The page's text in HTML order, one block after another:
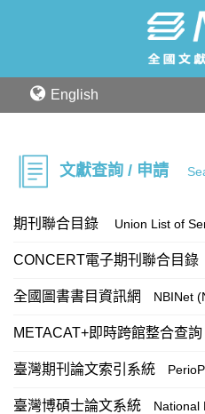
English
文獻查詢 / 申請
期刊聯合目錄 Union List of
CONCERT電子期刊聯合目錄
全國圖書書目資訊網 NBINet
METACAT+即時跨館整合查詢
臺灣期刊論文索引系統
臺灣博碩士論文系統 National